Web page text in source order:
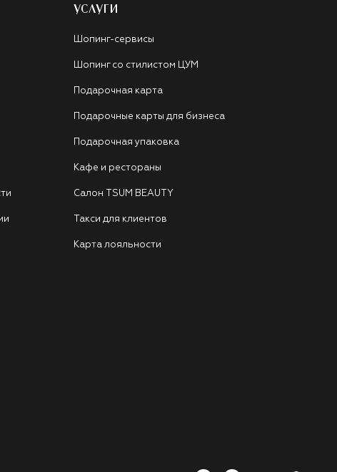
УСЛУГИ
Шопинг-сервисы
Шопинг со стилистом ЦУМ
Подарочная карта
Подарочные карты для бизнеса
Подарочная упаковка
Кафе и рестораны
Салон TSUM BEAUTY
Такси для клиентов
Карта лояльности